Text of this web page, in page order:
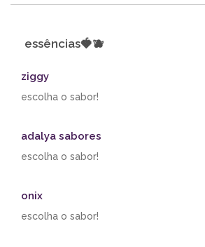
essências🍓🫐
ziggy
escolha o sabor!
adalya sabores
escolha o sabor!
onix
escolha o sabor!